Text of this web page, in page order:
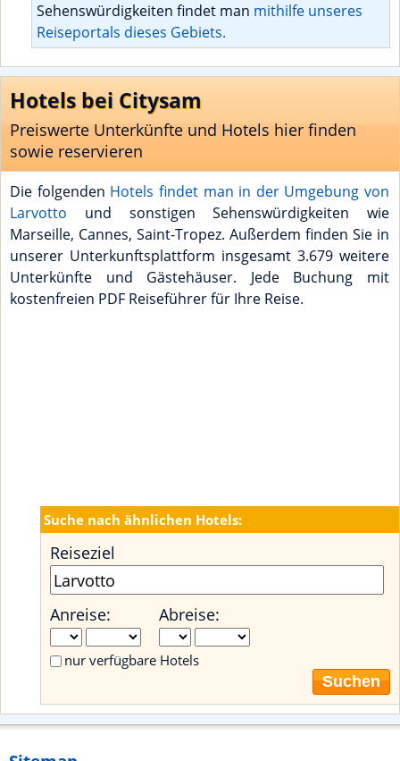
Sehenswürdigkeiten findet man mithilfe unseres
Reiseportals dieses Gebiets.
Hotels bei Citysam
Preiswerte Unterkünfte und Hotels hier finden
sowie reservieren
Die folgenden Hotels findet man in der Umgebung von
Larvotto und sonstigen Sehenswürdigkeiten wie
Marseille, Cannes, Saint-Tropez. Außerdem finden Sie in
unserer Unterkunftsplattform insgesamt 3.679 weitere
Unterkünfte und Gästehäuser. Jede Buchung mit
kostenfreien PDF Reiseführer für Ihre Reise.
Suche nach ähnlichen Hotels:
Reiseziel
Anreise: Abreise:
nur verfügbare Hotels
Suchen